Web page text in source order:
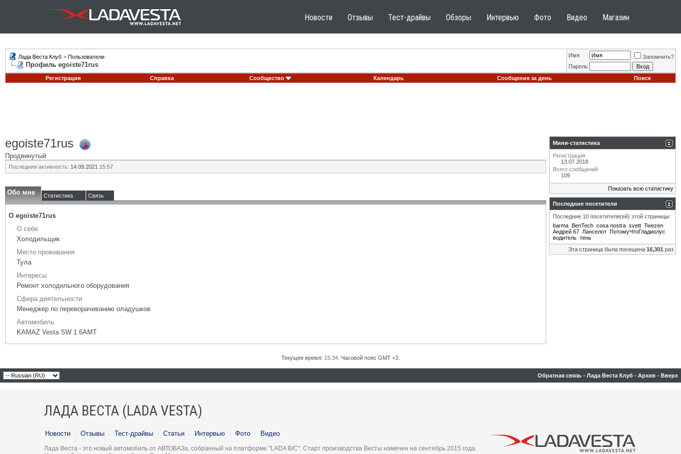
Новости Отзывы Тест-драйвы Обзоры Интервью Фото Видео Магазин
Лада Веста Клуб > Пользователи
Профиль egoiste71rus
Имя
Запомнить?
Пароль
Регистрация
Справка Сообщество Календарь Сообщения за день Поиск
egoiste71rus
Продвинутый
Последняя активность: 14.09.2021 15:57
Обо мне Статистика Связь
О egoiste71rus
О себе
Холодильщик
Место проживания
Тула
Интересы
Ремонт холодильного оборудования
Сфера деятельности
Менеджер по переворачиванию оладушков
Автомобиль
KAMAZ Vesta SW 1.6AMT
Мини-статистика
Регистрация
13.07.2018
Всего сообщений
109
Показать всю статистику
Последние посетители
Последние 10 посетителя(ей) этой страницы:
barma BenTech cosa nostra svett Twezen
Андрей 67 Ланселот ПотомуЧтоГладиолус
водитель тень
Эта страница была посещена 16,301 раз
Текущее время: 15:34 . Часовой пояс GMT +3.
Обратная связь - Лада Веста Клуб - Архив - Вверх
ЛАДА ВЕСТА (LADA VESTA)
Новости · Отзывы · Тест-драйвы · Статьи · Интервью · Фото · Видео
Лада Веста - это новый автомобиль от АВТОВАЗа, собранный на платформе "LADA B/C". Старт производства Весты намечен на сентябрь 2015 года.